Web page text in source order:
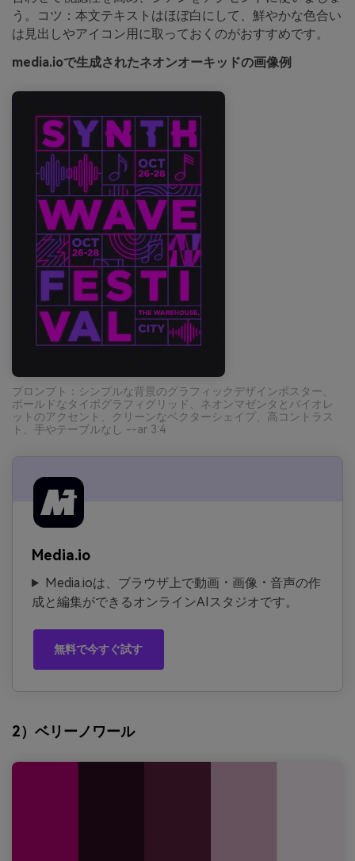
う。コツ：本文テキストはほぼ白にして、鮮やかな色合い
は見出しやアイコン用に取っておくのがおすすめです。
media.ioで生成されたネオンオーキッドの画像例
プロンプト：シンプルな背景のグラフィックデザインポスター、
ボールドなタイポグラフィグリッド、ネオンマゼンタとバイオレ
ットのアクセント、クリーンなベクターシェイプ、高コントラス
ト、手やテーブルなし --ar 3:4
Media.io
Media.ioは、ブラウザ上で動画・画像・音声の作
成と編集ができるオンラインAIスタジオです。
無料で今すぐ試す
2）ベリーノワール